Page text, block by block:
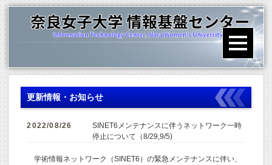
更新情報・お知らせ
2022/08/26
SINET6メンテナンスに伴うネットワーク一時
停止について（8/29,9/5)
学術情報ネットワーク（SINET6）の緊急メンテナンスに伴い、